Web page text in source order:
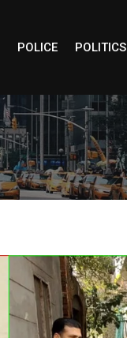
POLICE POLITICS